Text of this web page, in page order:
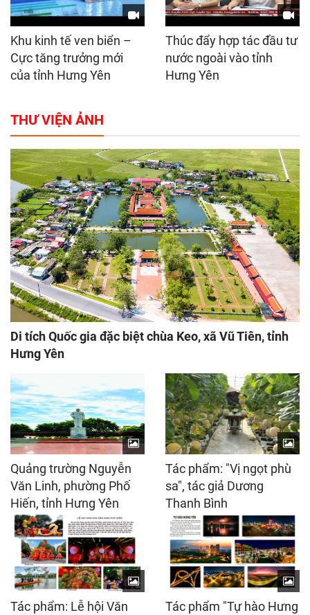
Khu kinh tế ven biển –
Cực tăng trưởng mới
của tỉnh Hưng Yên
Thúc đẩy hợp tác đầu tư
nước ngoài vào tỉnh
Hưng Yên
THƯ VIỆN ẢNH
Di tích Quốc gia đặc biệt chùa Keo, xã Vũ Tiên, tỉnh
Hưng Yên
Quảng trường Nguyễn
Văn Linh, phường Phố
Hiến, tỉnh Hưng Yên
Tác phẩm: "Vị ngọt phù
sa", tác giả Dương
Thanh Bình
Tác phẩm: Lễ hội Văn
Tác phẩm "Tự hào Hưng